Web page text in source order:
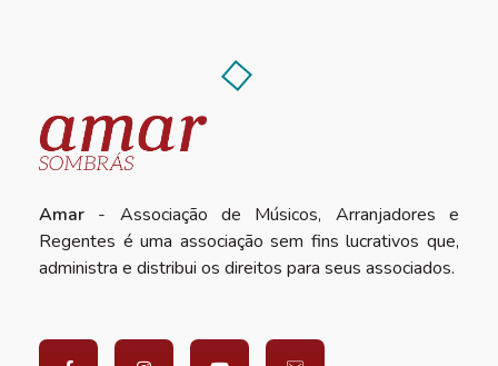
Amar - Associação de Músicos, Arranjadores e
Regentes é uma associação sem fins lucrativos que,
administra e distribui os direitos para seus associados.